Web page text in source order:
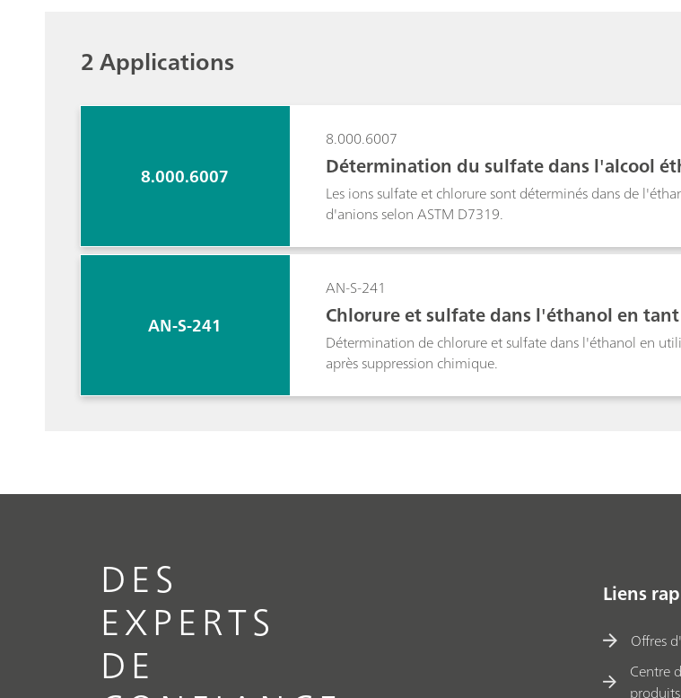
2 Applications
8.000.6007
8.000.6007
Détermination du sulfate dans l'alcool
Les ions sulfate et chlorure sont déterminés dans de
d'anions selon ASTM D7319.
AN-S-241
AN-S-241
Chlorure et sulfate dans l'éthanol en
Détermination de chlorure et sulfate dans l'éthanol en
après suppression chimique.
DES
EXPERTS
DE
Liens
Offres
Centre
produits